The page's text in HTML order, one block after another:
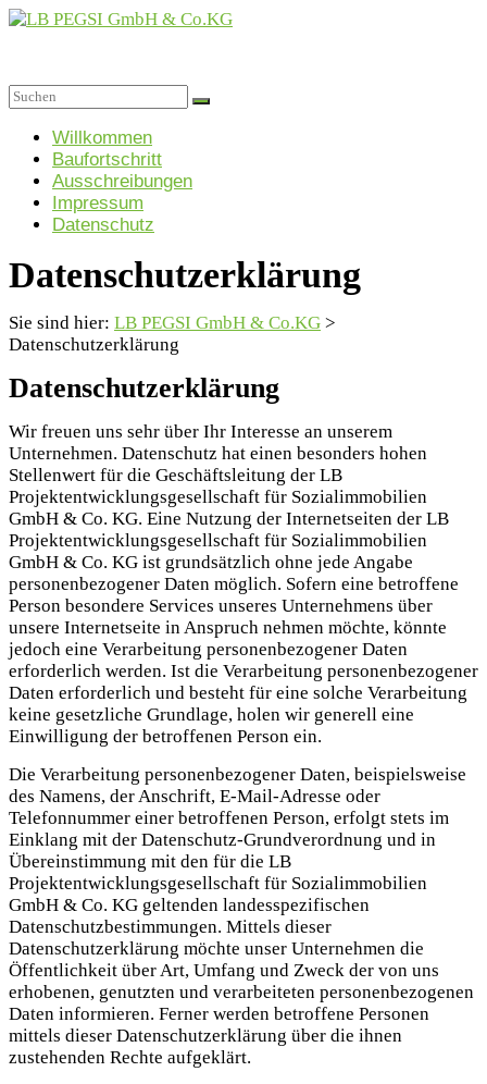
Zum
LB
PEGSI
GmbH
Co.KG
für
GmbH
&
KG
Menü Willkommen
Baufortschritt
Ausschreibungen
Impressum
Datenschutz
Datenschutzerklärung
Sie sind hier: LB PEGSI GmbH & Co.KG >
Datenschutzerklärung
Datenschutzerklärung
Wir freuen uns sehr über Ihr Interesse an unserem
Unternehmen. Datenschutz hat einen besonders hohen
Stellenwert für die Geschäftsleitung der LB
Projektentwicklungsgesellschaft für Sozialimmobilien
GmbH & Co. KG. Eine Nutzung der Internetseiten der LB
Projektentwicklungsgesellschaft für Sozialimmobilien
GmbH & Co. KG ist grundsätzlich ohne jede Angabe
personenbezogener Daten möglich. Sofern eine betroffene
Person besondere Services unseres Unternehmens über
unsere Internetseite in Anspruch nehmen möchte, könnte
jedoch eine Verarbeitung personenbezogener Daten
erforderlich werden. Ist die Verarbeitung personenbezogener
Daten erforderlich und besteht für eine solche Verarbeitung
keine gesetzliche Grundlage, holen wir generell eine
Einwilligung der betroffenen Person ein.
Die Verarbeitung personenbezogener Daten, beispielsweise
des Namens, der Anschrift, E-Mail-Adresse oder
Telefonnummer einer betroffenen Person, erfolgt stets im
Einklang mit der Datenschutz-Grundverordnung und in
Übereinstimmung mit den für die LB
Projektentwicklungsgesellschaft für Sozialimmobilien
GmbH & Co. KG geltenden landesspezifischen
Datenschutzbestimmungen. Mittels dieser
Datenschutzerklärung möchte unser Unternehmen die
Öffentlichkeit über Art, Umfang und Zweck der von uns
erhobenen, genutzten und verarbeiteten personenbezogenen
Daten informieren. Ferner werden betroffene Personen
mittels dieser Datenschutzerklärung über die ihnen
zustehenden Rechte aufgeklärt.